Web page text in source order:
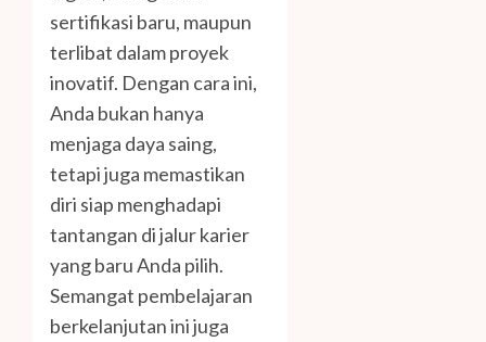
sertifikasi baru, maupun
terlibat dalam proyek
inovatif. Dengan cara ini,
Anda bukan hanya
menjaga daya saing,
tetapi juga memastikan
diri siap menghadapi
tantangan di jalur karier
yang baru Anda pilih.
Semangat pembelajaran
berkelanjutan ini juga